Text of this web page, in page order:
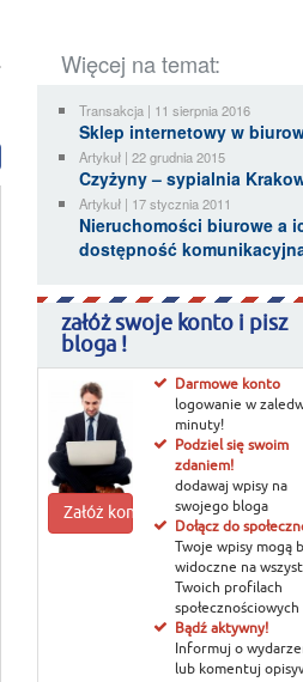
Więcej na temat:
Transakcja | 11 sierpnia 2016
Sklep internetowy w
Artykuł | 22 grudnia 2015
Czyżyny – sypialnia
Artykuł | 17 stycznia 2011
Nieruchomości biurowe a
dostępność
załóż swoje konto i pisz
bloga !
Załóż konto
Darmowe konto
logowanie w
minuty!
Podziel się swoim
zdaniem!
dodawaj wpisy na
swojego bloga
Dołącz do
Twoje wpisy mogą
widoczne na
Twoich profilach
społecznościowych
Bądź aktywny!
Informuj o
lub komentuj